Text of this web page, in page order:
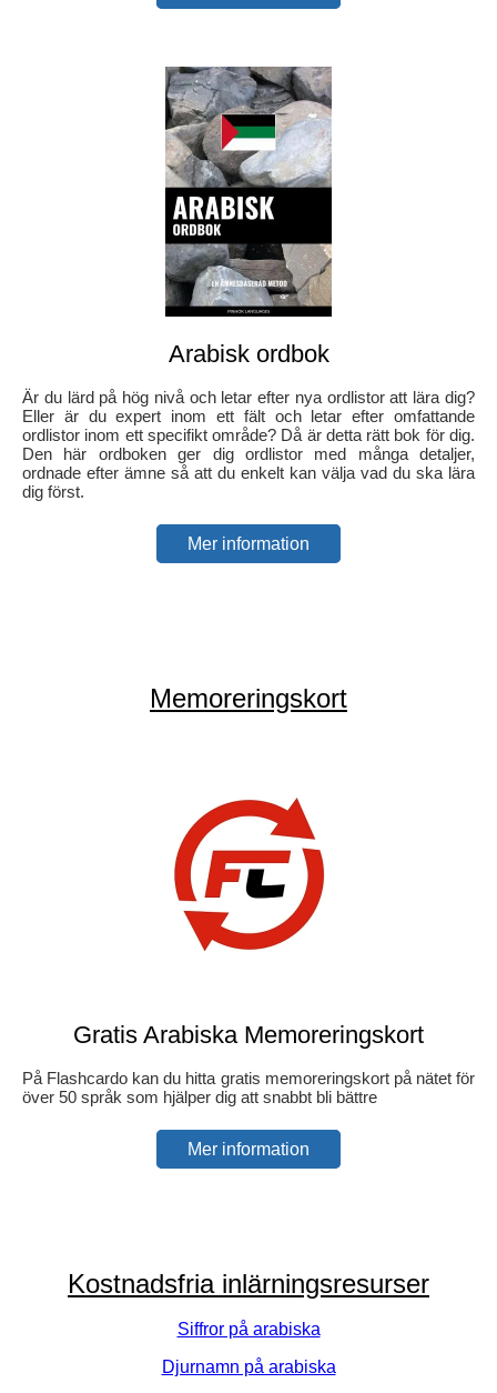
Arabisk ordbok
Är du lärd på hög nivå och letar efter nya ordlistor att lära dig?
Eller är du expert inom ett fält och letar efter omfattande
ordlistor inom ett specifikt område? Då är detta rätt bok för dig.
Den här ordboken ger dig ordlistor med många detaljer,
ordnade efter ämne så att du enkelt kan välja vad du ska lära
dig först.
Mer information
Memoreringskort
Gratis Arabiska Memoreringskort
På Flashcardo kan du hitta gratis memoreringskort på nätet för
över 50 språk som hjälper dig att snabbt bli bättre
Mer information
Kostnadsfria inlärningsresurser
Siffror på arabiska
Djurnamn på arabiska